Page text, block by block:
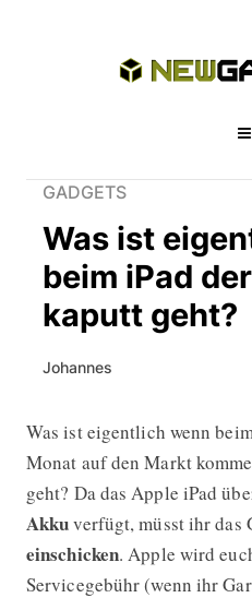
GADGETS
Was ist
beim iPad
kaputt geht?
Johannes
Was ist
Was ist eigentlich wenn beim
Monat auf den Markt
geht? Da das Apple iPad
Akkuverfügt, müsst ihr das
einschicken. Apple wird
Servicegebühr (wenn ihr